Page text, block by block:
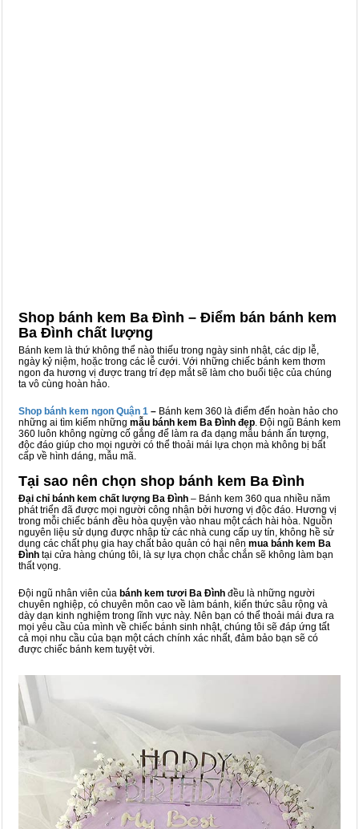
Shop bánh kem Ba Đình – Điểm bán bánh kem
Ba Đình chất lượng
Bánh kem là thứ không thể nào thiếu trong ngày sinh nhật, các dịp lễ,
ngày kỷ niệm, hoặc trong các lễ cưới. Với những chiếc bánh kem thơm
ngon đa hương vị được trang trí đẹp mắt sẽ làm cho buổi tiệc của chúng
ta vô cùng hoàn hảo.
Shop bánh kem ngon Quận 1 – Bánh kem 360 là điểm đến hoàn hảo cho
những ai tìm kiếm những mẫu bánh kem Ba Đình đẹp. Đội ngũ Bánh kem
360 luôn không ngừng cố gắng để làm ra đa dạng mẫu bánh ấn tượng,
độc đáo giúp cho mọi người có thể thoải mái lựa chọn mà không bị bất
cấp về hình dáng, mẫu mã.
Tại sao nên chọn shop bánh kem Ba Đình
Đại chỉ bánh kem chất lượng Ba Đình – Bánh kem 360 qua nhiều năm
phát triển đã được mọi người công nhận bởi hương vị độc đáo. Hương vị
trong mỗi chiếc bánh đều hòa quyện vào nhau một cách hài hòa. Nguồn
nguyên liệu sử dụng được nhập từ các nhà cung cấp uy tín, không hề sử
dụng các chất phụ gia hay chất bảo quản có hại nên mua bánh kem Ba
Đình tại cửa hàng chúng tôi, là sự lựa chọn chắc chắn sẽ không làm bạn
thất vọng.
Đội ngũ nhân viên của bánh kem tươi Ba Đình đều là những người
chuyên nghiệp, có chuyên môn cao về làm bánh, kiến thức sâu rộng và
dày dạn kinh nghiệm trong lĩnh vực này. Nên bạn có thể thoải mái đưa ra
mọi yêu cầu của mình về chiếc bánh sinh nhật, chúng tôi sẽ đáp ứng tất
cả mọi nhu cầu của bạn một cách chính xác nhất, đảm bảo bạn sẽ có
được chiếc bánh kem tuyệt vời.